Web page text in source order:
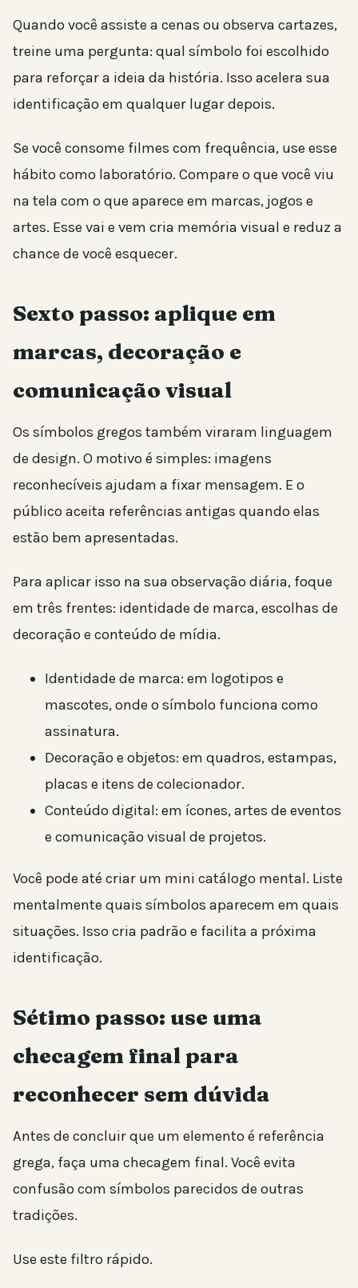
Quando você assiste a cenas ou observa cartazes,
treine uma pergunta: qual símbolo foi escolhido
para reforçar a ideia da história. Isso acelera sua
identificação em qualquer lugar depois.
Se você consome filmes com frequência, use esse
hábito como laboratório. Compare o que você viu
na tela com o que aparece em marcas, jogos e
artes. Esse vai e vem cria memória visual e reduz a
chance de você esquecer.
Sexto passo: aplique em
marcas, decoração e
comunicação visual
Os símbolos gregos também viraram linguagem
de design. O motivo é simples: imagens
reconhecíveis ajudam a fixar mensagem. E o
público aceita referências antigas quando elas
estão bem apresentadas.
Para aplicar isso na sua observação diária, foque
em três frentes: identidade de marca, escolhas de
decoração e conteúdo de mídia.
Identidade de marca: em logotipos e
mascotes, onde o símbolo funciona como
assinatura.
Decoração e objetos: em quadros, estampas,
placas e itens de colecionador.
Conteúdo digital: em ícones, artes de eventos
e comunicação visual de projetos.
Você pode até criar um mini catálogo mental. Liste
mentalmente quais símbolos aparecem em quais
situações. Isso cria padrão e facilita a próxima
identificação.
Sétimo passo: use uma
checagem final para
reconhecer sem dúvida
Antes de concluir que um elemento é referência
grega, faça uma checagem final. Você evita
confusão com símbolos parecidos de outras
tradições.
Use este filtro rápido.